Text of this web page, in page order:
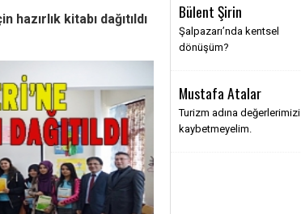
kitabı dağıtıldı Bülent Şirin
Şalpazarı’nda kentsel
dönüşüm?
Mustafa Atalar
Turizm adına değerlerimizi
kaybetmeyelim.